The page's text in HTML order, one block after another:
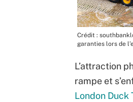
Crédit :
garanties lors de
L’attraction
rampe et
London Duck